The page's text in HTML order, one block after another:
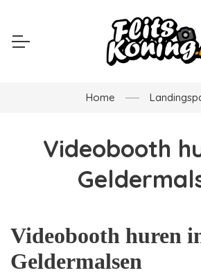
Home
Videobooth
Videobooth huren
Geldermalsen